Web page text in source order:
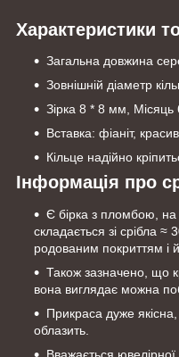
Характеристики
Загальна довжина
Зовнішній діаметр
Зірка 8 * 8 мм,
Вставка: фіаніт,
Кільце надійно
Інформація про
Є бірка з пломбою, на
складається зі срібла
родованим покриттям і
Також зазначено, що
вона виглядає можна
Прикраса дуже
облазить.